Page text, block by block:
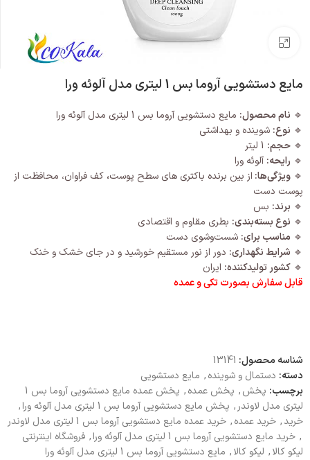
بزرگنمایی تصویر
مایع دستشویی آروما بس 1 لیتری مدل آلوئه ورا
🔹 نام محصول: مایع دستشویی آروما بس 1 لیتری مدل آلوئه ورا
🔹 نوع: شوینده و بهداشتی
🔹 حجم:
🔹 رایحه: آلوئه ورا
🔹 ویژگی‌ها: از بین برنده باکتری های سطح پوست، کف فراوان، محافظت از
پوست دست
🔹 برند: بس
🔹 نوع بسته‌بندی: بطری مقاوم و اقتصادی
🔹 مناسب برای: شست‌وشوی دست
🔹 شرایط نگهداری: دور از نور مستقیم خورشید و در جای خشک و خنک
🔹 کشور تولیدکننده: ایران
قابل سفارش بصورت تکی و عمده
شناسه محصول: 13141
دسته: دستمال و شوینده, مایع دستشویی
برچسب: پخش, پخش عمده,
پخش عمده مایع دستشویی آروما بس 1
لیتری مدل لاوندر , پخش مایع دستشویی آروما بس 1 لیتری مدل آلوئه ورا
,
خرید, خرید عمده, خرید عمده مایع دستشویی آروما بس 1 لیتری مدل لاوندر
, خرید مایع دستشویی آروما بس 1 لیتری مدل آلوئه ورا , فروشگاه اینترنتی
لیکو کالا, لیکو کالا, مایع دستشویی آروما بس 1 لیتری مدل آلوئه ورا